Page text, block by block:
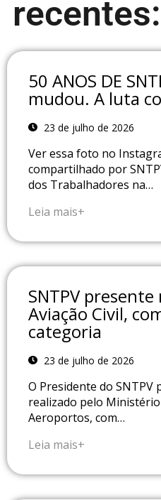
recentes:
50 ANOS DE
mudou. A luta
23 de julho de 2026
Ver essa foto no
compartilhado por
dos Trabalhadores na…
Leia mais+
SNTPV
Aviação Civil,
categoria
23 de julho de 2026
O Presidente do SNTPV
realizado pelo
Aeroportos, com…
Leia mais+